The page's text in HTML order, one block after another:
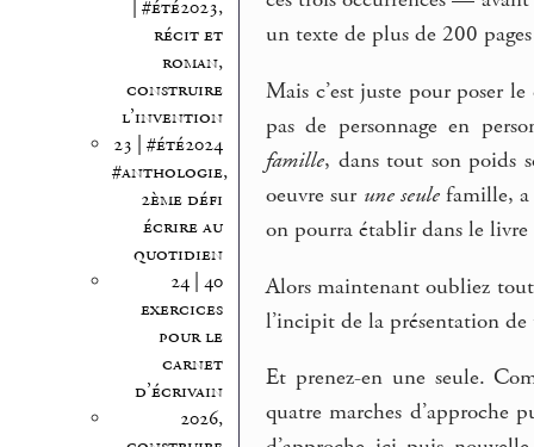
| #été2023,
récit et
roman,
construire
l’invention
23 | #été2024
#anthologie,
2ème défi
écrire au
quotidien
24 | 40
exercices
pour le
carnet
d’écrivain
2026,
un texte de plus de 200
Mais c’est juste pour poser
pas de personnage en
famille, dans tout son poids
oeuvre sur une seulefamille, a
on pourra établir dans le livre
Alors maintenant oubliez tout
l’incipit de la présentation
Et prenez-en une seule.
quatre marches d’approche